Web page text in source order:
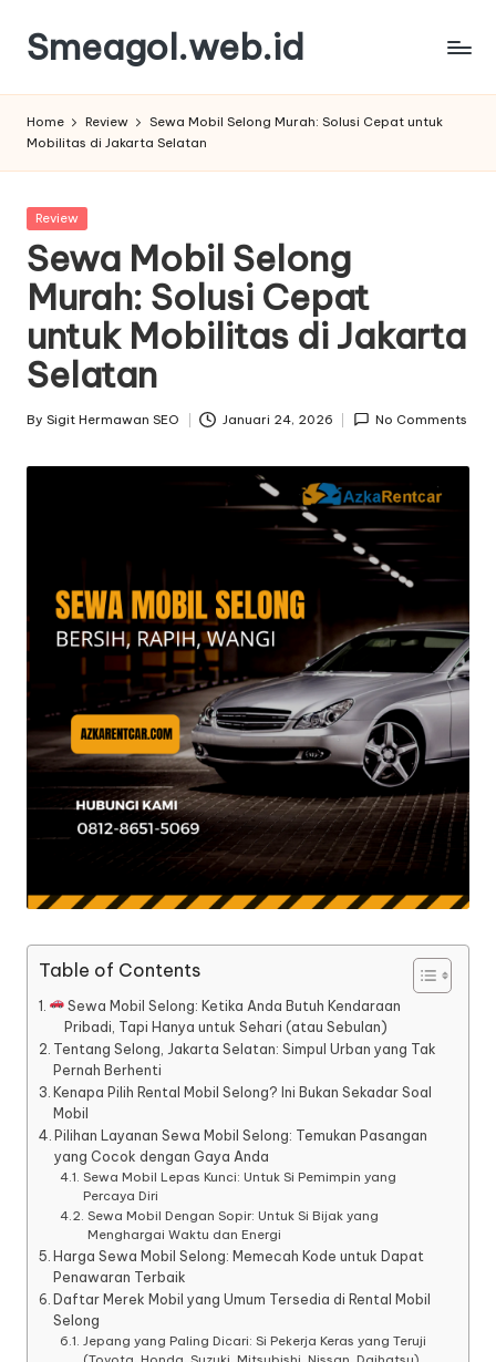
Skip
content
Smeagol.web.id
Informasi
Terpercaya
Home Review
Sewa Mobil Selong Murah: Solusi Cepat untuk
Mobilitas di Jakarta Selatan
Posted
Review
Sewa Mobil Selong
Murah: Solusi Cepat
untuk Mobilitas di Jakarta
Selatan
Posted
By Sigit Hermawan SEO Januari 24, 2026 No Comments
Table of Contents
Sewa Mobil Selong: Ketika Anda Butuh Kendaraan
Pribadi, Tapi Hanya untuk Sehari (atau Sebulan)
Tentang Selong, Jakarta Selatan: Simpul Urban yang Tak
Pernah Berhenti
Kenapa Pilih Rental Mobil Selong? Ini Bukan Sekadar Soal
Mobil
Pilihan Layanan Sewa Mobil Selong: Temukan Pasangan
yang Cocok dengan Gaya Anda
Sewa Mobil Lepas Kunci: Untuk Si Pemimpin yang
Percaya Diri
Sewa Mobil Dengan Sopir: Untuk Si Bijak yang
Menghargai Waktu dan Energi
Harga Sewa Mobil Selong: Memecah Kode untuk Dapat
Penawaran Terbaik
Daftar Merek Mobil yang Umum Tersedia di Rental Mobil
Selong
Jepang yang Paling Dicari: Si Pekerja Keras yang Teruji